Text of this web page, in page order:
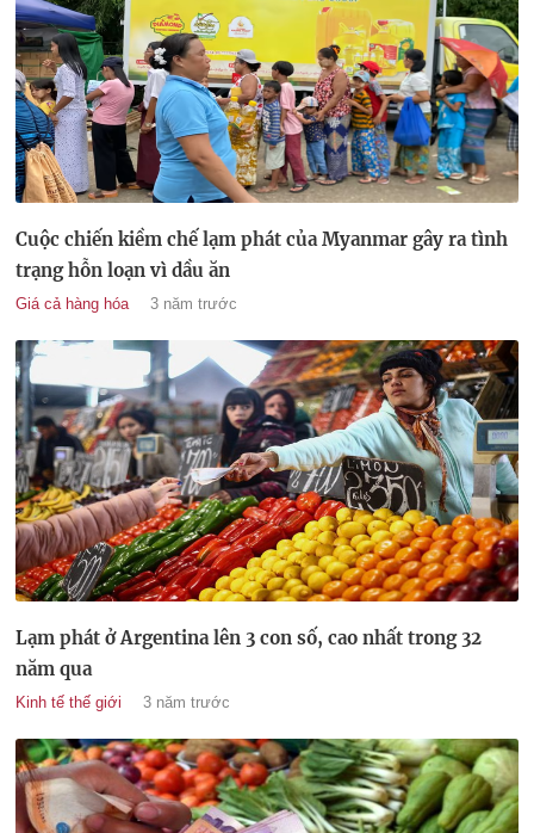
Cuộc chiến kiềm chế lạm phát của Myanmar gây ra tình
trạng hỗn loạn vì dầu ăn
Giá cả hàng hóa 3 năm trước
Lạm phát ở Argentina lên 3 con số, cao nhất trong 32
năm qua
Kinh tế thế giới 3 năm trước